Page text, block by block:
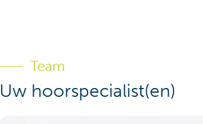
Team
Uw hoorspecialist(en)